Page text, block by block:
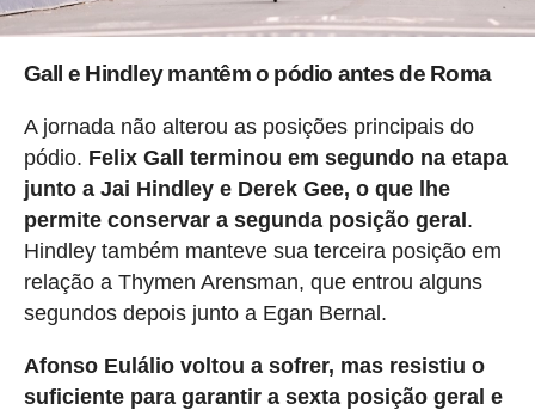
Gall e Hindley mantêm o pódio antes de Roma
A jornada não alterou as posições principais do
pódio. Felix Gall terminou em segundo na etapa
junto a Jai Hindley e Derek Gee, o que lhe
permite conservar a segunda posição geral.
Hindley também manteve sua terceira posição em
relação a Thymen Arensman, que entrou alguns
segundos depois junto a Egan Bernal.
Afonso Eulálio voltou a sofrer, mas resistiu o
suficiente para garantir a sexta posição geral e